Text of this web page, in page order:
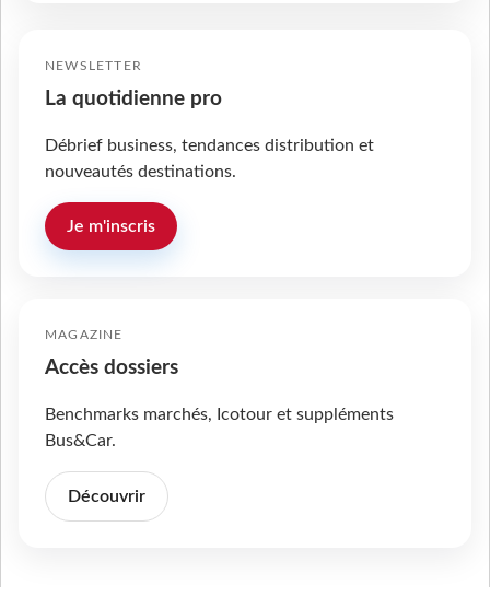
NEWSLETTER
La quotidienne pro
Débrief business, tendances distribution et
nouveautés destinations.
Je m'inscris
MAGAZINE
Accès dossiers
Benchmarks marchés, Icotour et suppléments
Bus&Car.
Découvrir